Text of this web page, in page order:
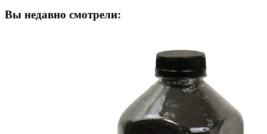
Вы недавно смотрели: